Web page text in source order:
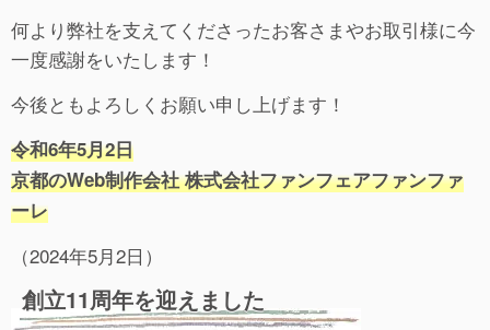
何より弊社を支えてくださったお客さまやお取引様に今
一度感謝をいたします！
今後ともよろしくお願い申し上げます！
令和6年5月2日
京都のWeb制作会社 株式会社ファンフェアファンファ
ーレ
（2024年5月2日）
創立11周年を迎えました